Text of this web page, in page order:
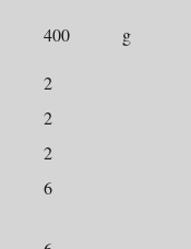
400 g
2
2
2
6